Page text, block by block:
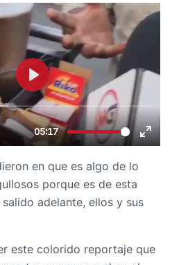
en que es algo de lo
porque es de esta
adelante, ellos y sus
este colorido reportaje que